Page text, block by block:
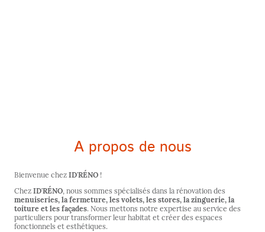
A propos de nous
Bienvenue chez ID'RÉNO !
Chez ID'RÉNO, nous sommes spécialisés dans la rénovation des
menuiseries, la fermeture, les volets, les stores, la zinguerie, la
toiture et les façades. Nous mettons notre expertise au service des
particuliers pour transformer leur habitat et créer des espaces
fonctionnels et esthétiques.